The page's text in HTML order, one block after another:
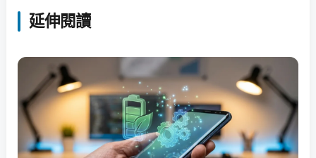
延伸閱讀